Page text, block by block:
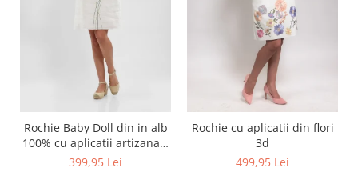
Rochie Baby Doll din in alb
100% cu aplicatii artizanale
maci rosii
399,95 Lei
Rochie cu aplicatii din flori
3d
499,95 Lei